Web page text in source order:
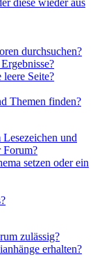
diese wieder aus
durchsuchen?
Seite?
Themen finden?
und
Forum?
setzen oder ein
zulässig?
erhalten?